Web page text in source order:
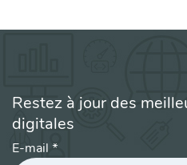
Restez à jour des
digitales
E-mail *